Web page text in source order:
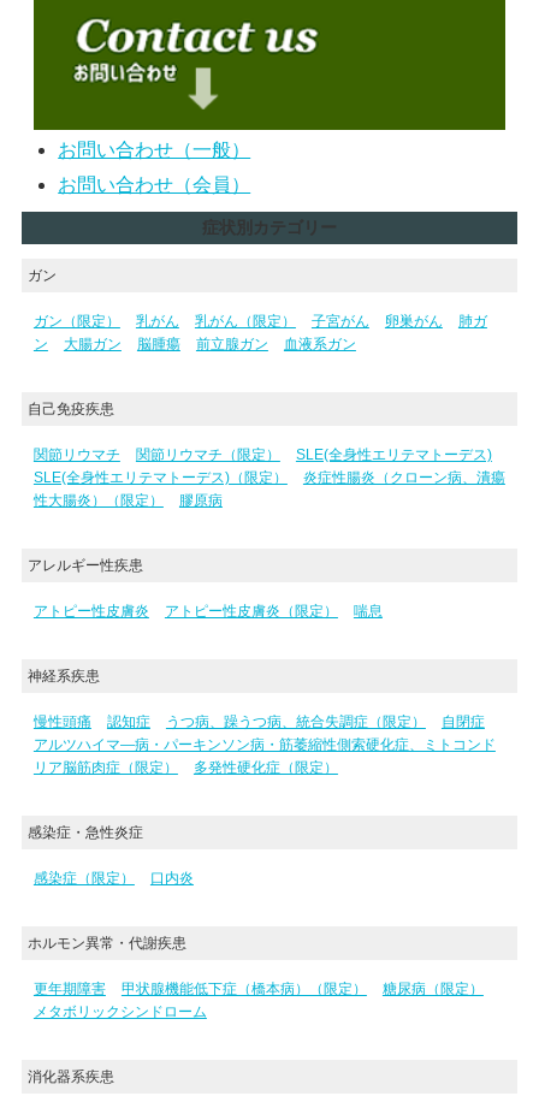
お問い合わせ（一般）
お問い合わせ（会員）
症状別カテゴリー
ガン
ガン（限定） 乳がん 乳がん（限定） 子宮がん 卵巣がん
肺ガ
ン
大腸ガン 脳腫瘍 前立腺ガン 血液系ガン
自己免疫疾患
関節リウマチ 関節リウマチ（限定）
SLE(全身性エリテマトーデス)
SLE(全身性エリテマトーデス)（限定）
炎症性腸炎（クローン病、潰瘍
性大腸炎）（限定）
膠原病
アレルギー性疾患
アトピー性皮膚炎 アトピー性皮膚炎（限定） 喘息
神経系疾患
慢性頭痛 認知症 うつ病、躁うつ病、統合失調症（限定）
自閉症
アルツハイマ―病・パーキンソン病・筋萎縮性側索硬化症、ミトコンド
リア脳筋肉症（限定）
多発性硬化症（限定）
感染症・急性炎症
感染症（限定） 口内炎
ホルモン異常・代謝疾患
更年期障害 甲状腺機能低下症（橋本病）（限定）
糖尿病（限定）
メタボリックシンドローム
消化器系疾患